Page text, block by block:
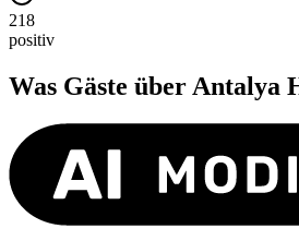
218
positiv
Was Gäste über Antalya